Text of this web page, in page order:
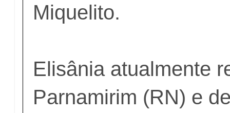
Miquelito.
Elisânia atualmente
Parnamirim (RN) e